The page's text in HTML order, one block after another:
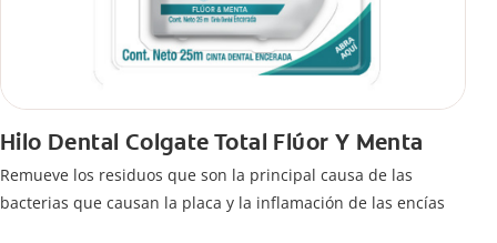
Hilo Dental Colgate Total Flúor Y Menta
Remueve los residuos que son la principal causa de las
bacterias que causan la placa y la inflamación de las encías